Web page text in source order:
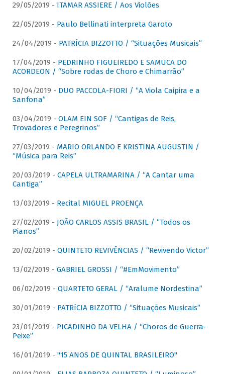
29/05/2019 - ITAMAR ASSIERE / Aos Violões
22/05/2019 - Paulo Bellinati interpreta Garoto
24/04/2019 - PATRÍCIA BIZZOTTO / “Situações Musicais”
17/04/2019 - PEDRINHO FIGUEIREDO E SAMUCA DO
ACORDEON / “Sobre rodas de Choro e Chimarrão”
10/04/2019 - DUO PACCOLA-FIORI / “A Viola Caipira e a
Sanfona”
03/04/2019 - OLAM EIN SOF / “Cantigas de Reis,
Trovadores e Peregrinos”
27/03/2019 - MARIO ORLANDO E KRISTINA AUGUSTIN /
“Música para Reis”
20/03/2019 - CAPELA ULTRAMARINA / “A Cantar uma
Cantiga”
13/03/2019 - Recital MIGUEL PROENÇA
27/02/2019 - JOÃO CARLOS ASSIS BRASIL / “Todos os
Pianos”
20/02/2019 - QUINTETO REVIVÊNCIAS / “Revivendo Victor”
13/02/2019 - GABRIEL GROSSI / “#EmMovimento”
06/02/2019 - QUARTETO GERAL / “Aralume Nordestina”
30/01/2019 - PATRíCIA BIZZOTTO / “Situações Musicais”
23/01/2019 - PICADINHO DA VELHA / “Choros de Guerra-
Peixe”
16/01/2019 - "15 ANOS DE QUINTAL BRASILEIRO"